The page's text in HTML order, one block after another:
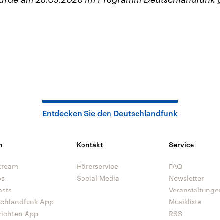
Entdecken Sie den Deutschlandfunk
App
App
Kontakt
Hörerservice
Social Media
Service
FAQ
Newsletter
Musikliste
RSS